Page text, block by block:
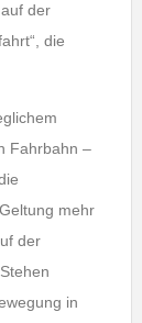
der
die
Fahrbahn –
mehr
der
in